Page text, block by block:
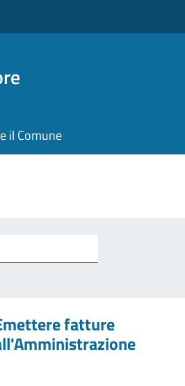
il Comune
fatture